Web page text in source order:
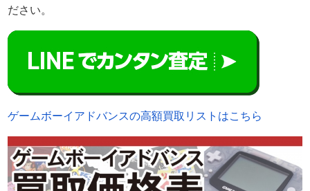
ださい。
ゲームボーイアドバンスの高額買取リストはこちら